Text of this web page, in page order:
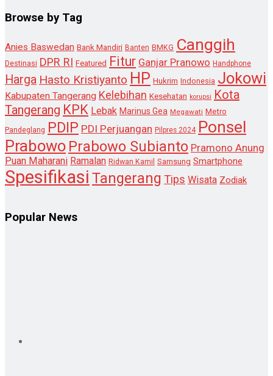
Browse by Tag
Anies Baswedan Bank Mandiri Banten BMKG Canggih
Destinasi DPR RI Featured Fitur Ganjar Pranowo Handphone
Harga Hasto Kristiyanto HP Hukrim Indonesia Jokowi
Kabupaten Tangerang Kelebihan Kesehatan korupsi
Kota
Tangerang KPK Lebak Marinus Gea Megawati Metro
Pandeglang PDIP PDI Perjuangan Pilpres 2024 Ponsel
Prabowo Prabowo Subianto Pramono Anung
Puan Maharani Ramalan Ridwan Kamil Samsung Smartphone
Spesifikasi Tangerang Tips Wisata Zodiak
Popular News